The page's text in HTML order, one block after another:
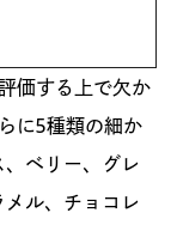
価する上で欠か
に5種類の細か
ベリー、グレ
ル、チョコレ